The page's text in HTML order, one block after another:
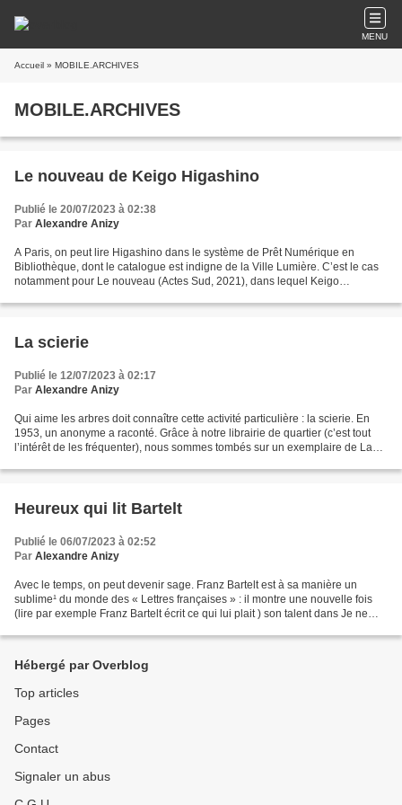
MENU
Accueil » MOBILE.ARCHIVES
MOBILE.ARCHIVES
Le nouveau de Keigo Higashino
Publié le 20/07/2023 à 02:38
Par Alexandre Anizy
A Paris, on peut lire Higashino dans le système de Prêt Numérique en
Bibliothèque, dont le catalogue est indigne de la Ville Lumière. C’est le cas
notamment pour Le nouveau (Actes Sud, 2021), dans lequel Keigo
La scierie
Publié le 12/07/2023 à 02:17
Par Alexandre Anizy
Qui aime les arbres doit connaître cette activité particulière : la scierie. En
1953, un anonyme a raconté. Grâce à notre librairie de quartier (c’est tout
l’intérêt de les fréquenter), nous sommes tombés sur un exemplaire de La
Heureux qui lit Bartelt
Publié le 06/07/2023 à 02:52
Par Alexandre Anizy
Avec le temps, on peut devenir sage. Franz Bartelt est à sa manière un
sublime¹ du monde des « Lettres françaises » : il montre une nouvelle fois
(lire par exemple Franz Bartelt écrit ce qui lui plait ) son talent dans Je ne
Hébergé par Overblog
Top articles
Pages
Contact
Signaler un abus